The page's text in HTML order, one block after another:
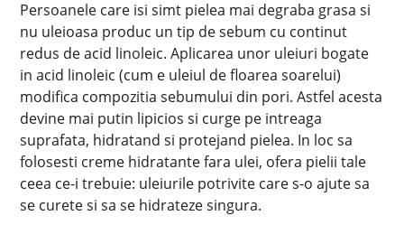
Persoanele care isi simt pielea mai degraba grasa si
nu uleioasa produc un tip de sebum cu continut
redus de acid linoleic. Aplicarea unor uleiuri bogate
in acid linoleic (cum e uleiul de floarea soarelui)
modifica compozitia sebumului din pori. Astfel acesta
devine mai putin lipicios si curge pe intreaga
suprafata, hidratand si protejand pielea. In loc sa
folosesti creme hidratante fara ulei, ofera pielii tale
ceea ce-i trebuie: uleiurile potrivite care s-o ajute sa
se curete si sa se hidrateze singura.